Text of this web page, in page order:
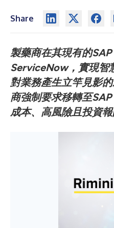
Share
製藥商在其現有的
ServiceNow，實現智
對業務產生立竿見影
商強制要求移轉至
成本、高風險且投資